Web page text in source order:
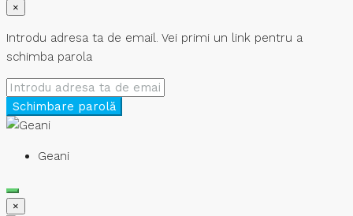
×
Introdu adresa ta de email. Vei primi un link pentru a
schimba parola
Schimbare parolă
Geani
×